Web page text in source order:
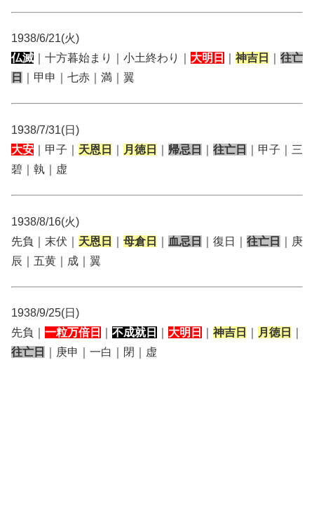
1938/6/21(火)
仏滅 ｜十方暮始まり｜小土終わり｜ 大明日 神吉日
往亡
日
｜甲申｜七赤｜満｜翼
1938/7/31(日)
大安 ｜甲子｜ 天恩日 月徳日 帰忌日 往亡日
｜甲子｜三
碧｜執｜虚
1938/8/16(火)
先負｜末伏｜ 天恩日 母倉日 血忌日 ｜復日｜ 往亡日
｜庚
辰｜五黄｜成｜翼
1938/9/25(日)
先負｜ 一粒万倍日 不成就日 大明日 神吉日 月徳日
往亡日
｜庚申｜一白｜閉｜虚